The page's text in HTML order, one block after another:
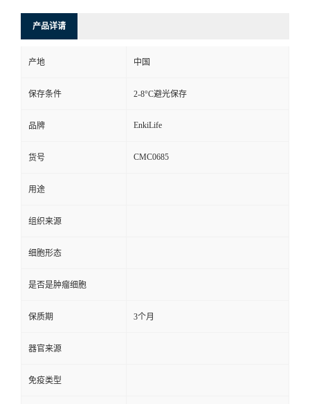
产品详请
产地 中国
保存条件 2-8°C避光保存
品牌 EnkiLife
货号 CMC0685
用途
组织来源
细胞形态
是否是肿瘤细胞
保质期 3个月
器官来源
免疫类型